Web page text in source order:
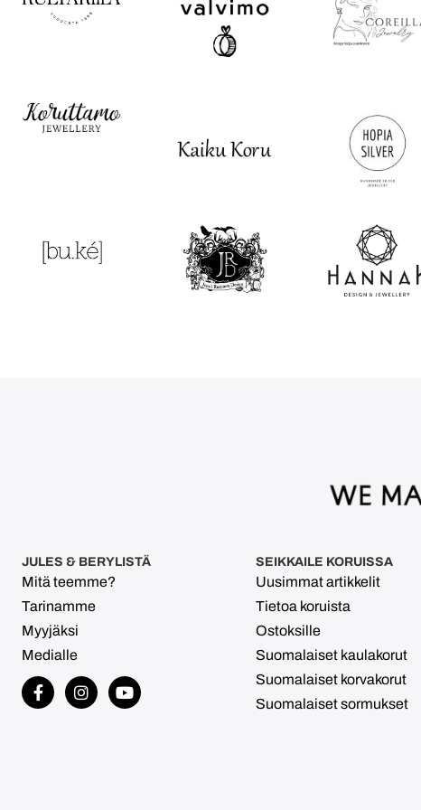
JULES & BERYLISTÄ
Mitä teemme?
Tarinamme
Myyjäksi
Medialle
SEIKKAILE KORUISSA
Uusimmat artikkelit
Tietoa koruista
Ostoksille
Suomalaiset kaulakorut
Suomalaiset korvakorut
Suomalaiset sormukset